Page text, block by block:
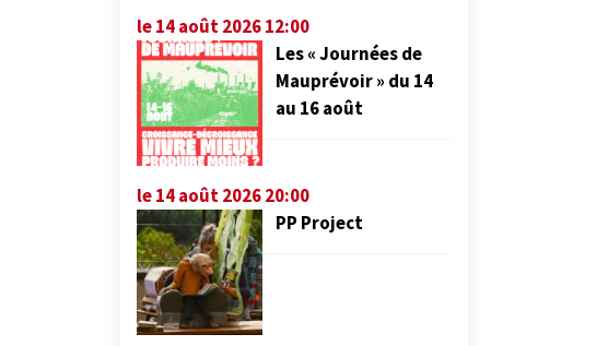
le 14 août 2026 12:00
Les « Journées de
Mauprévoir » du 14
au 16 août
le 14 août 2026 20:00
PP Project